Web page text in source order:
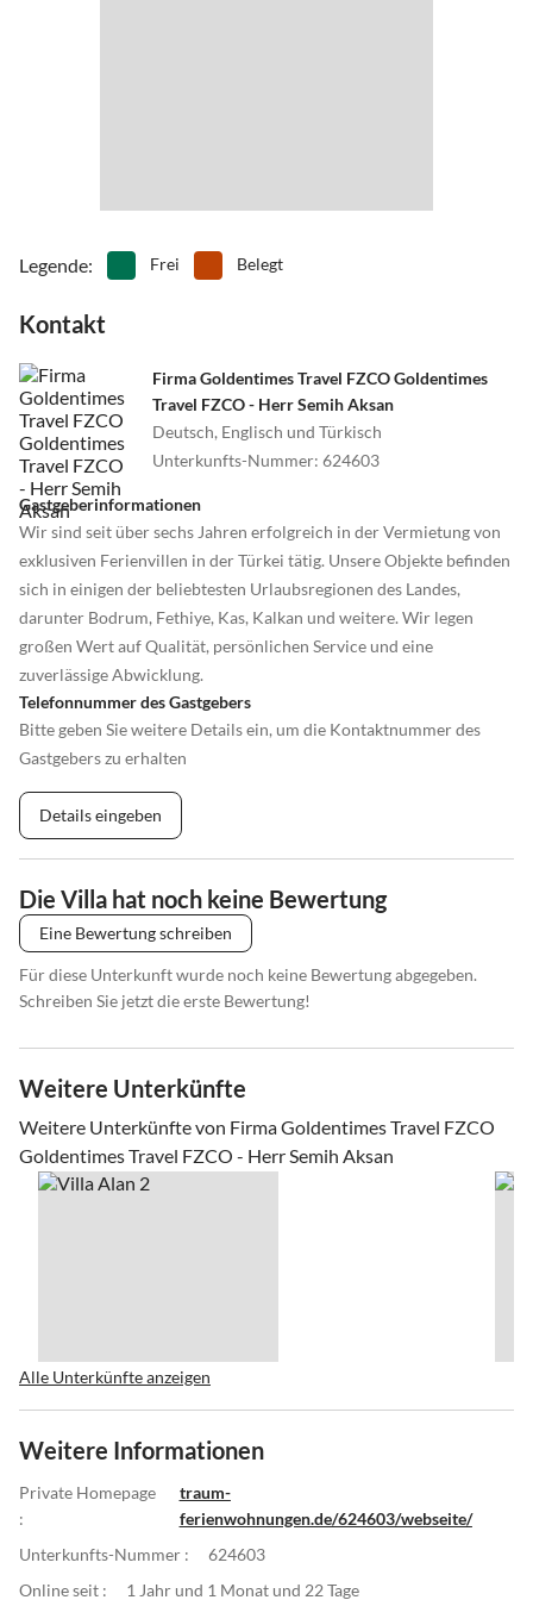
Legende: Frei Belegt
Kontakt
Firma Goldentimes Travel FZCO Goldentimes
Travel FZCO - Herr Semih Aksan
Deutsch, Englisch und Türkisch
Unterkunfts-Nummer: 624603
Gastgeberinformationen
Wir sind seit über sechs Jahren erfolgreich in der Vermietung von
exklusiven Ferienvillen in der Türkei tätig. Unsere Objekte befinden
sich in einigen der beliebtesten Urlaubsregionen des Landes,
darunter Bodrum, Fethiye, Kas, Kalkan und weitere. Wir legen
großen Wert auf Qualität, persönlichen Service und eine
zuverlässige Abwicklung.
Telefonnummer des Gastgebers
Bitte geben Sie weitere Details ein, um die Kontaktnummer des
Gastgebers zu erhalten
Details eingeben
Die Villa hat noch keine Bewertung
Eine Bewertung schreiben
Für diese Unterkunft wurde noch keine Bewertung abgegeben.
Schreiben Sie jetzt die erste Bewertung!
Weitere Unterkünfte
Weitere Unterkünfte von Firma Goldentimes Travel FZCO
Goldentimes Travel FZCO - Herr Semih Aksan
Alle Unterkünfte anzeigen
Weitere Informationen
Private Homepage
:
traum-
ferienwohnungen.de/624603/webseite/
Unterkunfts-Nummer :
624603
Online seit :
1 Jahr und 1 Monat und 22 Tage